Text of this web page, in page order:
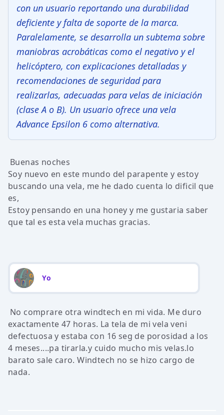
con un usuario reportando una durabilidad
deficiente y falta de soporte de la marca.
Paralelamente, se desarrolla un subtema sobre
maniobras acrobáticas como el negativo y el
helicóptero, con explicaciones detalladas y
recomendaciones de seguridad para
realizarlas, adecuadas para velas de iniciación
(clase A o B). Un usuario ofrece una vela
Advance Epsilon 6 como alternativa.
Buenas noches
Soy nuevo en este mundo del parapente y estoy
buscando una vela, me he dado cuenta lo dificil que
es,
Estoy pensando en una honey y me gustaria saber
que tal es esta vela muchas gracias.
Yo
No comprare otra windtech en mi vida. Me duro
exactamente 47 horas. La tela de mi vela veni
defectuosa y estaba con 16 seg de porosidad a los
4 meses....pa tirarla.y cuido mucho mis velas.lo
barato sale caro. Windtech no se hizo cargo de
nada.